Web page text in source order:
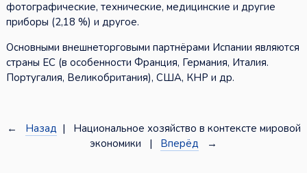
фотографические, технические, медицинские и другие
приборы (2,18 %) и другое.
Основными внешнеторговыми партнёрами Испании являются
страны ЕС (в особенности Франция, Германия, Италия.
Португалия, Великобритания), США, КНР и др.
← Назад | Национальное хозяйство в контексте мировой
экономики | Вперёд →